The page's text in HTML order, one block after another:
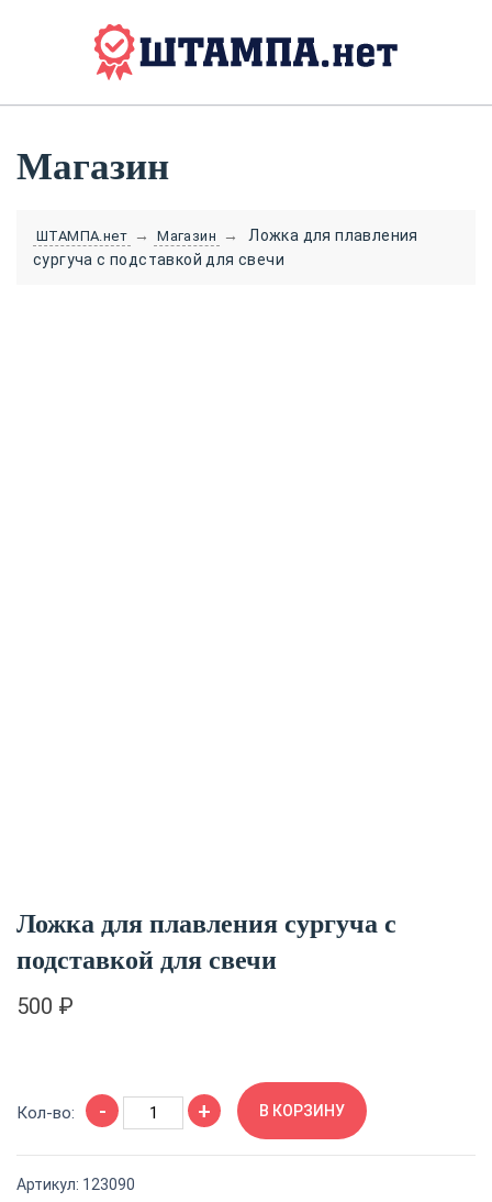
Магазин
ШТАМПА.нет → Магазин →
Ложка для плавления
сургуча с подставкой для свечи
Ложка для плавления сургуча с
подставкой для свечи
500 ₽
Кол-во: -
товара
плавления
+ В КОРЗИНУ
Артикул: 123090